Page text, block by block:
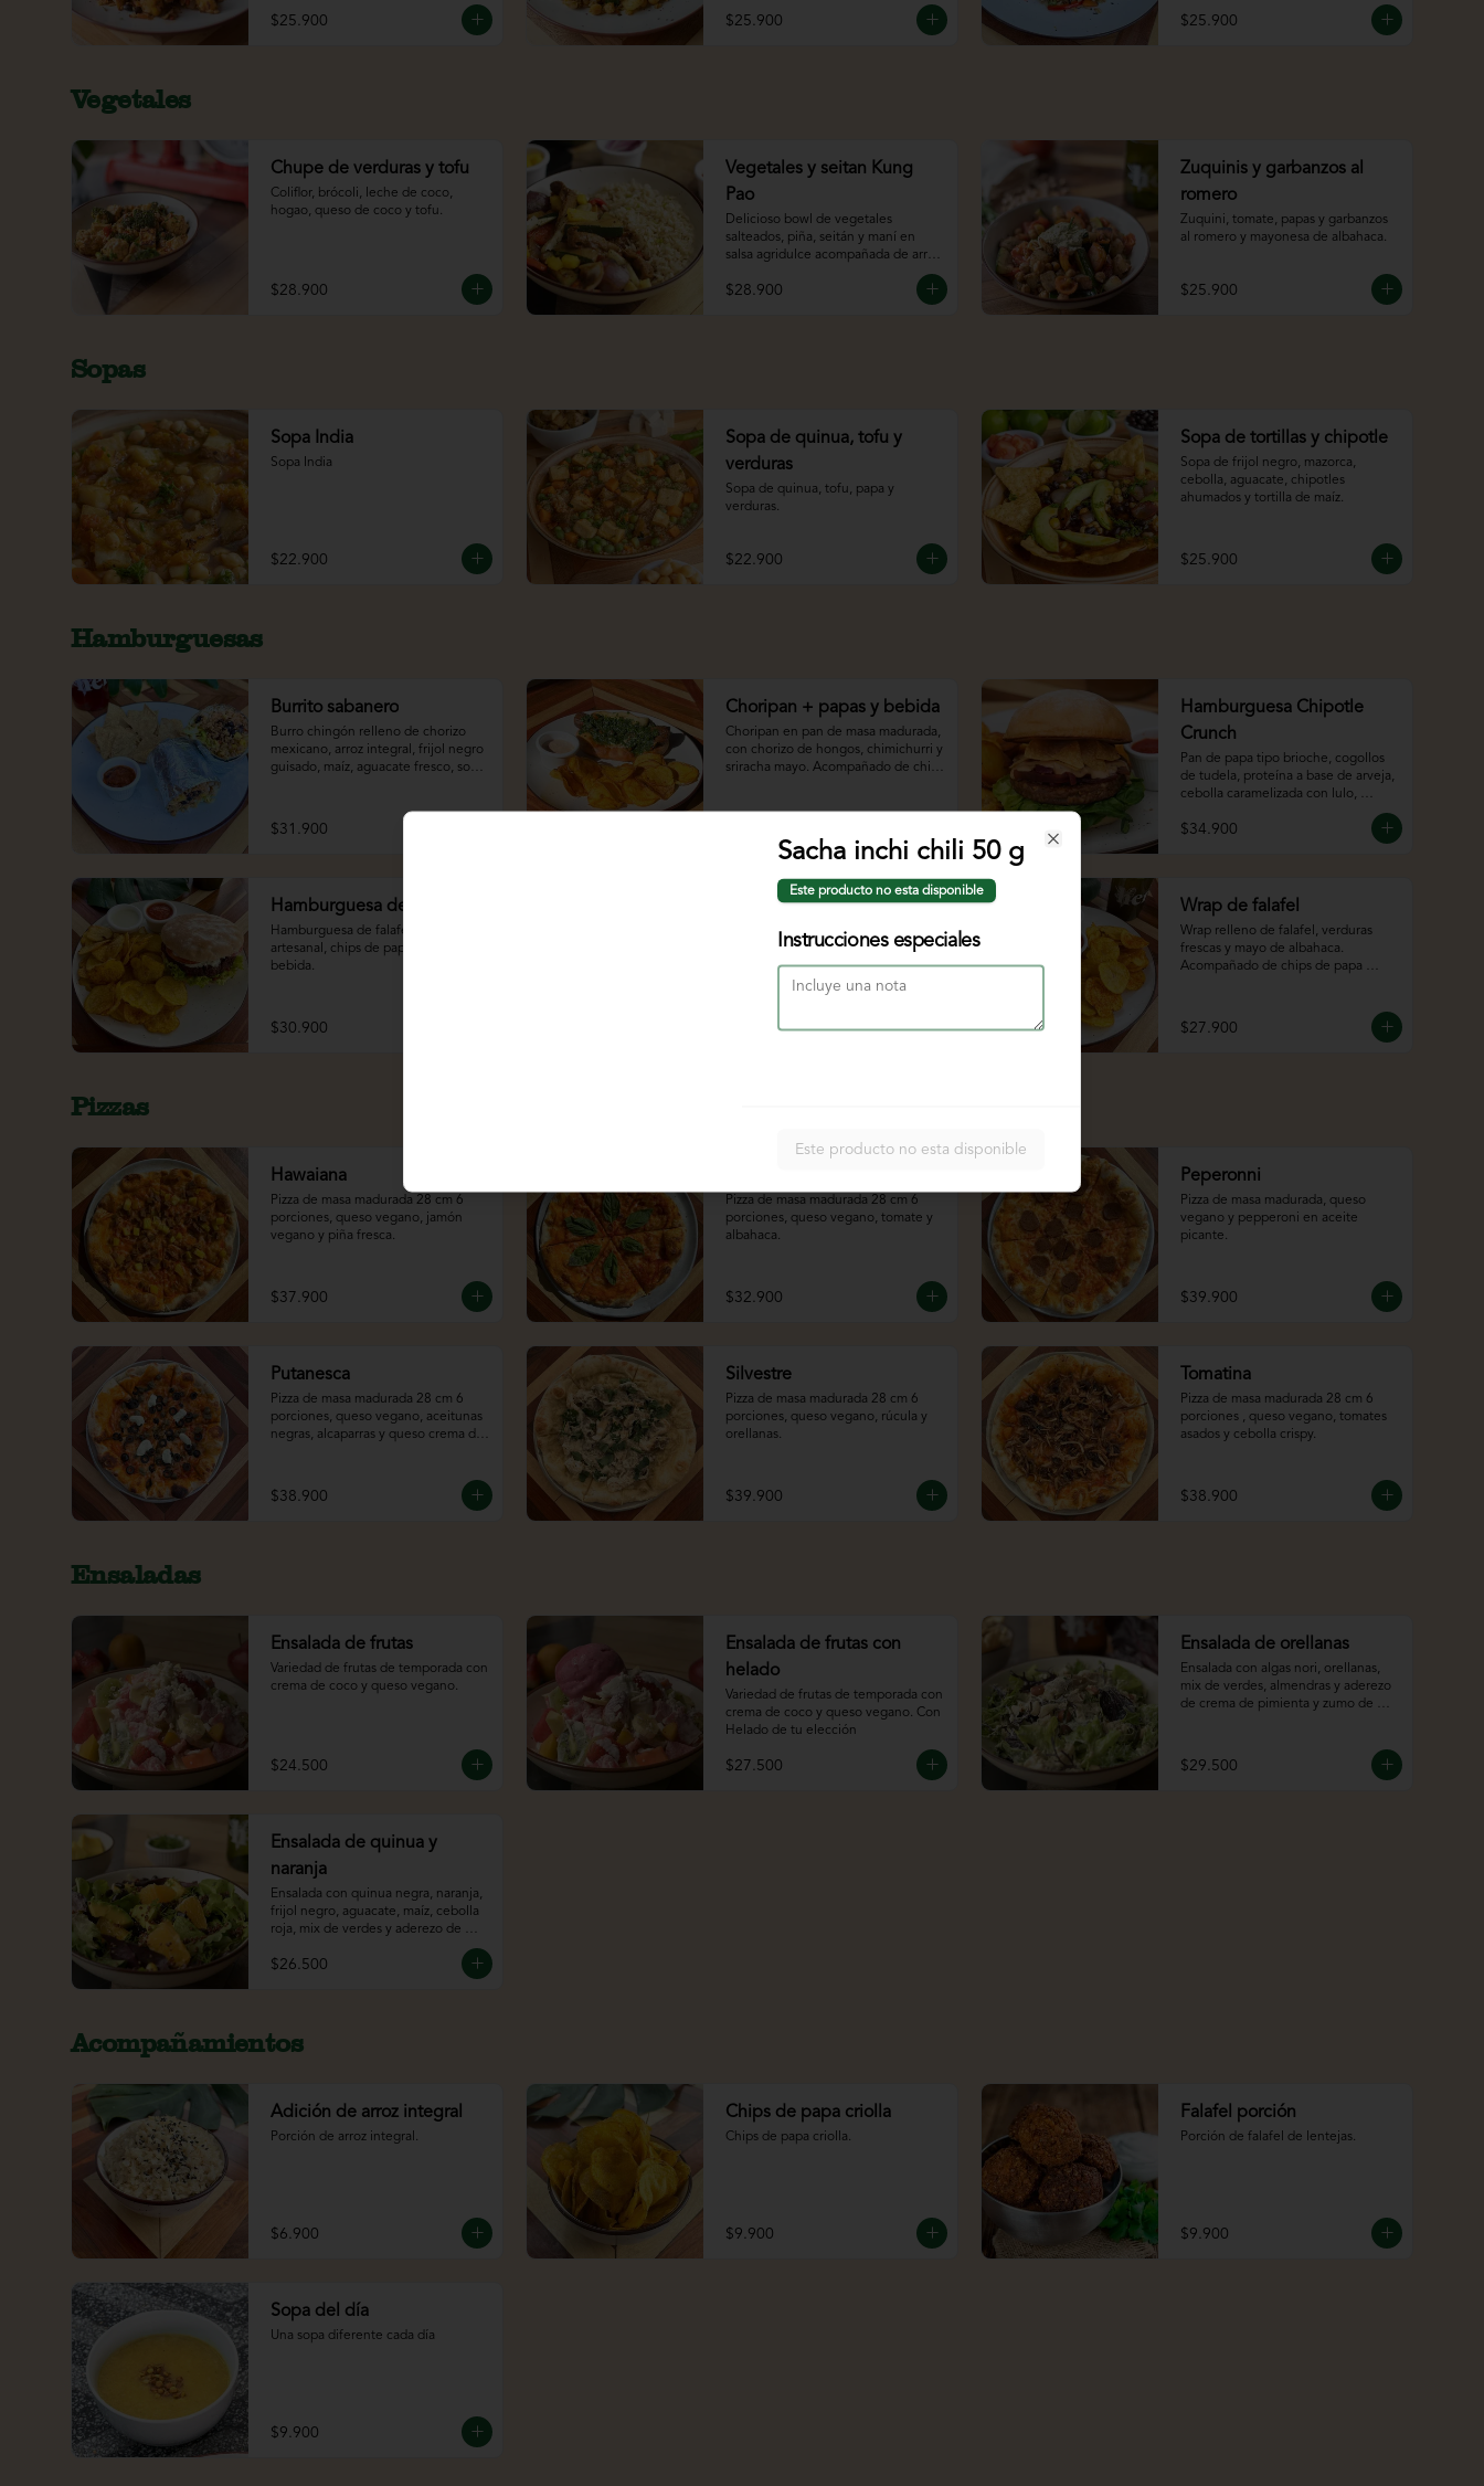
$25.900 $25.900 $25.900
Vegetales
Chupe de verduras y tofu
Coliflor, brócoli, leche de coco,
hogao, queso de coco y tofu.
$28.900
Vegetales y seitan Kung
Pao
Delicioso bowl de vegetales
salteados, piña, seitán y maní en
salsa agridulce acompañada de arroz
$28.900
Zuquinis y garbanzos al
romero
Zuquini, tomate, papas y garbanzos
al romero y mayonesa de albahaca.
$25.900
Sopas
Sopa India
Sopa India
$22.900
Sopa de quinua, tofu y
verduras
Sopa de quinua, tofu, papa y
verduras.
$22.900
Sopa de tortillas y chipotle
Sopa de frijol negro, mazorca,
cebolla, aguacate, chipotles
ahumados y tortilla de maíz.
$25.900
Hamburguesas
Burrito sabanero
Burro chingón relleno de chorizo
mexicano, arroz integral, frijol negro
guisado, maíz, aguacate fresco, sour
$31.900
Choripan + papas y bebida
Choripan en pan de masa madurada,
con chorizo de hongos, chimichurri y
sriracha mayo. Acompañado de chips
Hamburguesa Chipotle
Crunch
Pan de papa tipo brioche, cogollos
de tudela, proteína a base de arveja,
cebolla caramelizada con lulo,
totopos crocantes y chipotle mayo
$34.900
Hamburguesa de falafel
Hamburguesa de falafel en pan
artesanal, chips de papa criolla y
bebida.
$30.900
Hamburguesa de orellanas
Hamburguesa con pan artesanal,
orellanas apanadas, salsa bbq y
ensalada coleslaw, chips de papa
criolla y bebida.
$32.900
Wrap de falafel
Wrap relleno de falafel, verduras
frescas y mayo de albahaca.
Acompañado de chips de papa
$27.900
Pizzas
Hawaiana
Pizza de masa madurada 28 cm 6
porciones, queso vegano, jamón
vegano y piña fresca.
$37.900
Pizza de masa madurada 28 cm 6
porciones, queso vegano, tomate y
albahaca.
$32.900
Peperonni
Pizza de masa madurada, queso
vegano y pepperoni en aceite
picante.
$39.900
Putanesca
Pizza de masa madurada 28 cm 6
porciones, queso vegano, aceitunas
negras, alcaparras y queso crema de
$38.900
Silvestre
Pizza de masa madurada 28 cm 6
porciones, queso vegano, rúcula y
orellanas.
$39.900
Tomatina
Pizza de masa madurada 28 cm 6
porciones , queso vegano, tomates
asados y cebolla crispy.
$38.900
Ensaladas
Ensalada de frutas
Variedad de frutas de temporada con
crema de coco y queso vegano.
$24.500
Ensalada de frutas con
helado
Variedad de frutas de temporada con
crema de coco y queso vegano. Con
Helado de tu elección
$27.500
Ensalada de orellanas
Ensalada con algas nori, orellanas,
mix de verdes, almendras y aderezo
de crema de pimienta y zumo de
$29.500
Ensalada de quinua y
naranja
Ensalada con quinua negra, naranja,
frijol negro, aguacate, maíz, cebolla
roja, mix de verdes y aderezo de
$26.500
Acompañamientos
Adición de arroz integral
Porción de arroz integral.
$6.900
Chips de papa criolla
Chips de papa criolla.
$9.900
Falafel porción
Porción de falafel de lentejas.
$9.900
Sopa del día
Una sopa diferente cada día
$9.900
Sacha inchi chili 50 g
Este producto no esta disponible
Instrucciones especiales
Este producto no esta disponible